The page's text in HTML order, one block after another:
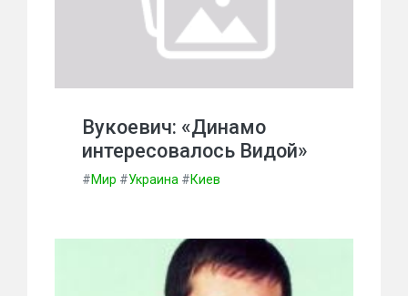
Вукоевич: «Динамо
интересовалось Видой»
#Мир #Украина #Киев